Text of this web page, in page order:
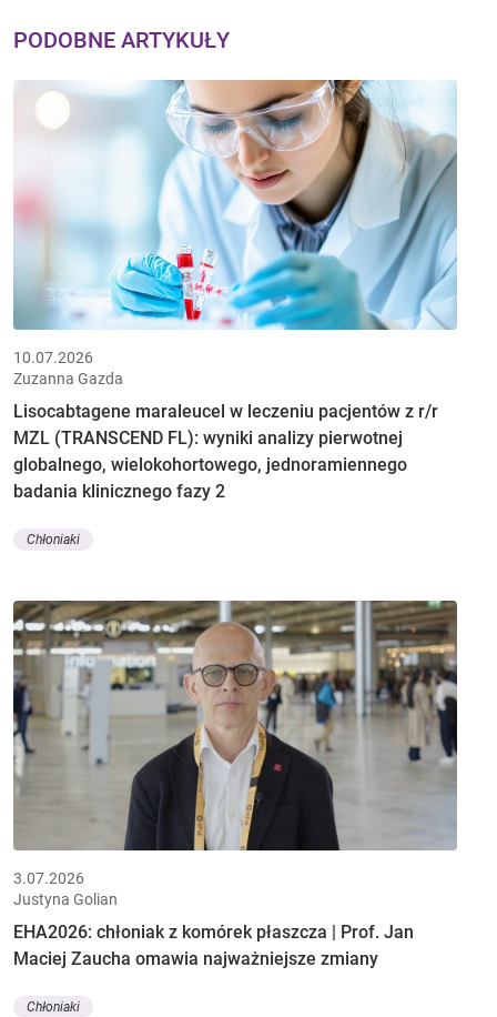
PODOBNE ARTYKUŁY
10.07.2026
Zuzanna Gazda
Lisocabtagene maraleucel w leczeniu pacjentów z r/r
MZL (TRANSCEND FL): wyniki analizy pierwotnej
globalnego, wielokohortowego, jednoramiennego
badania klinicznego fazy 2
Chłoniaki
3.07.2026
Justyna Golian
EHA2026: chłoniak z komórek płaszcza | Prof. Jan
Maciej Zaucha omawia najważniejsze zmiany
Chłoniaki